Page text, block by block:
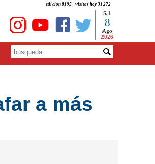
edición 8195 - visitas hoy 31272
Sab
8
Ago
2026
a más